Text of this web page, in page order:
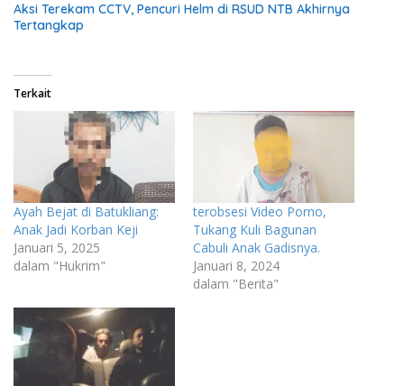
Aksi Terekam CCTV, Pencuri Helm di RSUD NTB Akhirnya
Tertangkap
Terkait
Ayah Bejat di Batukliang:
Anak Jadi Korban Keji
Januari 5, 2025
dalam "Hukrim"
terobsesi Video Porno,
Tukang Kuli Bagunan
Cabuli Anak Gadisnya.
Januari 8, 2024
dalam "Berita"